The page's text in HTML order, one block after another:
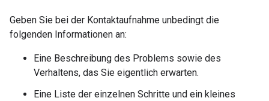
Geben Sie bei der Kontaktaufnahme unbedingt die
folgenden Informationen an:
Eine Beschreibung des Problems sowie des
Verhaltens, das Sie eigentlich erwarten.
Eine Liste der einzelnen Schritte und ein kleines